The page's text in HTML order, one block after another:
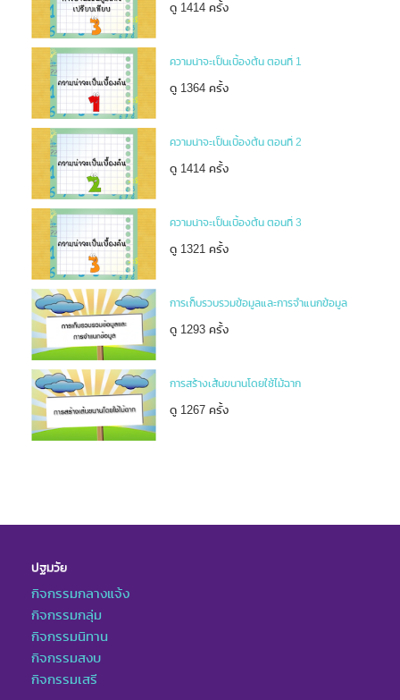
ดู 1414 ครั้ง
ความน่าจะเป็นเบื้องต้น ตอนที่ 1
ดู 1364 ครั้ง
ความน่าจะเป็นเบื้องต้น ตอนที่ 2
ดู 1414 ครั้ง
ความน่าจะเป็นเบื้องต้น ตอนที่ 3
ดู 1321 ครั้ง
การเก็บรวบรวมข้อมูลและการจำแนกข้อมูล
ดู 1293 ครั้ง
การสร้างเส้นขนานโดยใช้ไม้ฉาก
ดู 1267 ครั้ง
ปฐมวัย
กิจกรรมกลางแจ้ง
กิจกรรมกลุ่ม
กิจกรรมนิทาน
กิจกรรมสงบ
กิจกรรมเสรี